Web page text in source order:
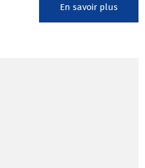
En savoir plus